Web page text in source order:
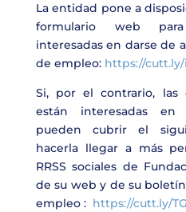
La entidad pone a
formulario web
interesadas en darse de
de empleo: https://cutt.ly/
Si, por el contrario, las
están interesadas en
pueden cubrir el
hacerla llegar a más
RRSS sociales de
de su web y de su
empleo : https://cutt.ly/